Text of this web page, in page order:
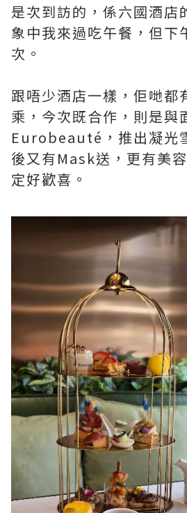
是次到訪的，係六國酒
象中我來過吃午餐，但下
次。
跟唔少酒店一樣，佢哋都
乘，今次既合作，則是與
Eurobeauté，推出凝光
後又有Mask送，更有美
定好歡喜。